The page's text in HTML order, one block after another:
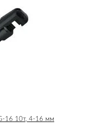
16 10т, 4-16 мм